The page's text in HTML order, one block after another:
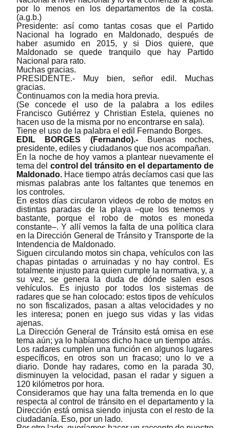
por lo menos en los departamentos de la costa.
(a.g.b.)
Presidente: así como tantas cosas que el Partido
Nacional ha logrado en Maldonado, después de
haber asumido en 2015, y si Dios quiere, que
Maldonado se quede tranquilo que hay Partido
Nacional para rato.
Muchas gracias.
PRESIDENTE.- Muy bien, señor edil. Muchas
gracias.
Continuamos con la media hora previa.
(Se concede el uso de la palabra a los ediles
Francisco Gutiérrez y Christian Estela, quienes no
hacen uso de la misma por no encontrarse en sala).
Tiene el uso de la palabra el edil Fernando Borges.
EDIL BORGES (Fernando).-Buenas noches,
presidente, ediles y ciudadanos que nos acompañan.
En la noche de hoy vamos a plantear nuevamente el
tema del control del tránsito en el departamento de
Maldonado. Hace tiempo atrás decíamos casi que las
mismas palabras ante los faltantes que tenemos en
los controles.
En estos días circularon videos de robo de motos en
distintas paradas de la playa–que los tenemos y
bastante, porque el robo de motos es moneda
constante–. Y allí vemos la falta de una política clara
en la Dirección General de Tránsito y Transporte de la
Intendencia de Maldonado.
Siguen circulando motos sin chapa, vehículos con las
chapas pintadas o arruinadas y no hay control. Es
totalmente injusto para quien cumple la normativa, y, a
su vez, se genera la duda de dónde salen esos
vehículos. Es injusto por todos los sistemas de
radares que se han colocado: estos tipos de vehículos
no son fiscalizados, pasan a altas velocidades y no
les interesa; ponen en juego sus vidas y las vidas
ajenas.
La Dirección General de Tránsito está omisa en ese
tema aún; ya lo habíamos dicho hace un tiempo atrás.
Los radares cumplen una función en algunos lugares
específicos, en otros son un fracaso; uno lo ve a
diario. Donde hay radares, como en la parada 30,
disminuyen la velocidad, pasan el radar y siguen a
120 kilómetros por hora.
Consideramos que hay una falta tremenda en lo que
respecta al control de tránsito en el departamento y la
Dirección está omisa siendo injusta con el resto de la
ciudadanía. Eso, por un lado.